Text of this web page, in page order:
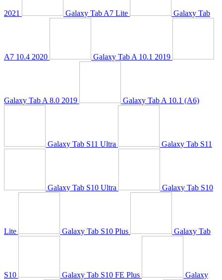
2021 Galaxy Tab A7 Lite Galaxy Tab
A7 10.4 2020 Galaxy Tab A 10.1 2019
Galaxy Tab A 8.0 2019 Galaxy Tab A 10.1 (A6)
Galaxy Tab S11 Ultra Galaxy Tab S11
Galaxy Tab S10 Ultra Galaxy Tab S10
Lite Galaxy Tab S10 Plus Galaxy Tab
S10 Galaxy Tab S10 FE Plus Galaxy